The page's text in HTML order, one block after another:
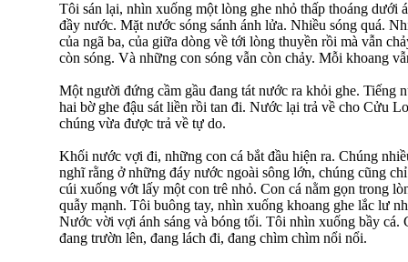
Tôi sán lại, nhìn xuống một lòng ghe nhỏ thấp thoáng dưới
đầy nước. Mặt nước sóng sánh ánh lửa. Nhiều sóng quá.
của ngã ba, của giữa dòng về tới lòng thuyền rồi mà vẫn
còn sóng. Và những con sóng vẫn còn chảy. Mỗi khoang
Một người đứng cầm gầu đang tát nước ra khỏi ghe. Tiếng
hai bờ ghe đậu sát liền rồi tan đi. Nước lại trả về cho Cửu
chúng vừa được trả về tự do.
Khối nước vợi đi, những con cá bắt đầu hiện ra. Chúng
nghĩ rằng ở những đáy nước ngoài sông lớn, chúng cũng
cúi xuống vớt lấy một con trê nhỏ. Con cá nằm gọn trong
quẫy mạnh. Tôi buông tay, nhìn xuống khoang ghe lắc lư
Nước vời vợi ánh sáng và bóng tối. Tôi nhìn xuống bầy cá.
đang trườn lên, đang lách đi, đang chìm chìm nổi nổi.